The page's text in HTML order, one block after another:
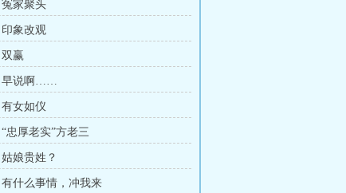
家聚头
象改观
赢
早说啊……
女如仪
忠厚老实”方老三
娘贵姓？
什么事情，冲我来